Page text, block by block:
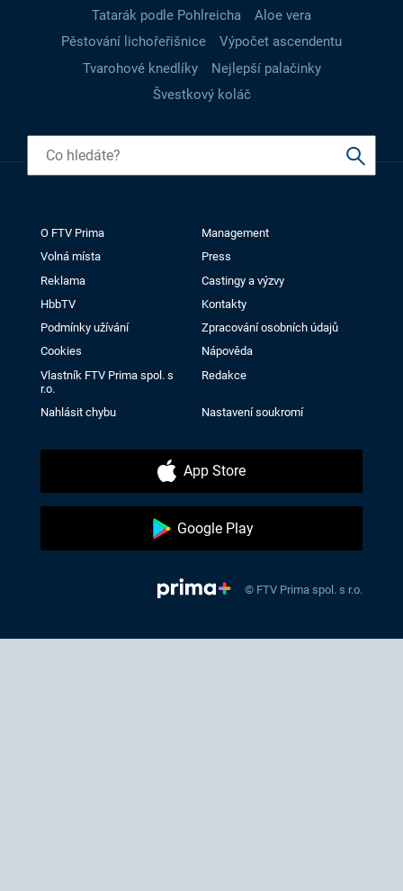
Tatarák podle Pohlreicha
Aloe vera
Pěstování lichořeřišnice
Výpočet ascendentu
Tvarohové knedlíky
Nejlepší palačinky
Švestkový koláč
O FTV Prima
Management
Volná místa
Press
Reklama
Castingy a výzvy
HbbTV
Kontakty
Podmínky užívání
Zpracování osobních údajů
Cookies
Nápověda
Vlastník FTV Prima spol. s
r.o.
Redakce
Nahlásit chybu Nastavení soukromí
App Store
Google Play
© FTV Prima spol. s r.o.